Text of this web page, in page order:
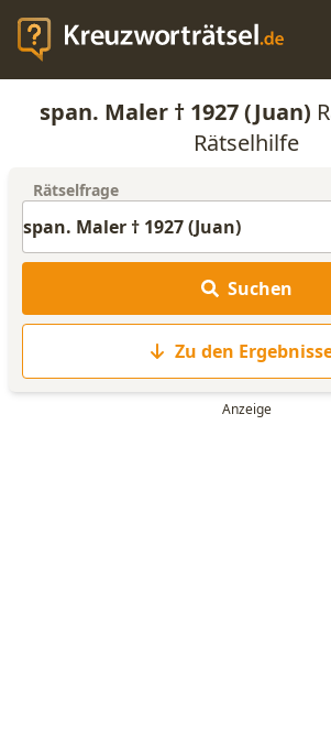
KREUZWORTRÄTSEL-
ANAGRAMM-
WORTLISTE
span. Maler † 1927 (Juan)
Rätselhilfe
Rätselfrage
Suchen
Zu den